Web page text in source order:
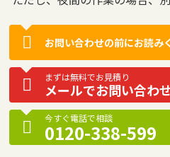
お問い合わせの前にお読み
まずは無料でお見積り
メールでお問い合わ
今すぐ電話で相談
0120-338-599